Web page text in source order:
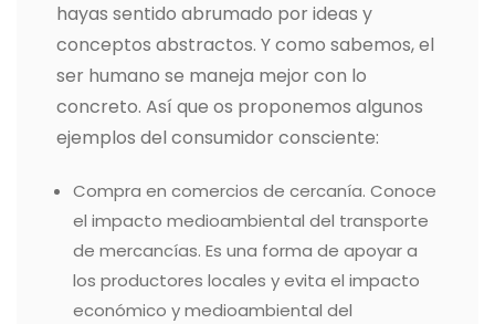
hayas sentido abrumado por ideas y
conceptos abstractos. Y como sabemos, el
ser humano se maneja mejor con lo
concreto. Así que os proponemos algunos
ejemplos del consumidor consciente:
Compra en comercios de cercanía. Conoce
el impacto medioambiental del transporte
de mercancías. Es una forma de apoyar a
los productores locales y evita el impacto
económico y medioambiental del